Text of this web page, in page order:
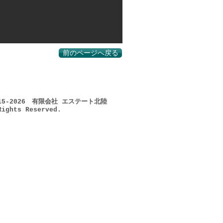
前のページへ戻る
2026 有限会社 エステート北陸
Reserved.